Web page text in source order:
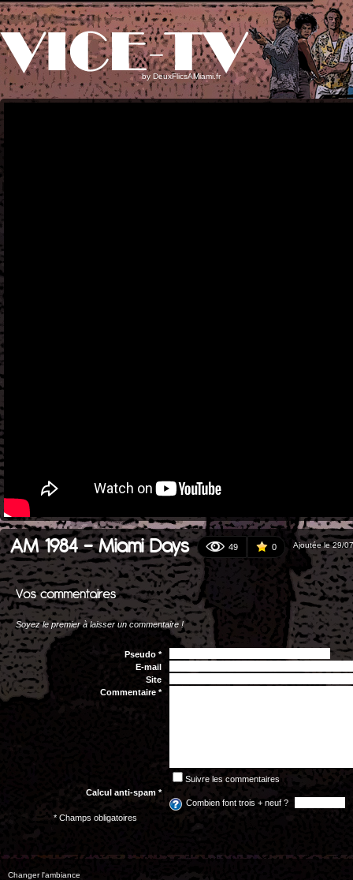
by DeuxFlicsAMiami.fr
AM 1984 - Miami Days 49 0 Ajoutée le 29/
Soyez le premier à laisser un commentaire !
Pseudo *
E-mail
Site
Commentaire *
Suivre les commentaires
Calcul anti-spam *
Combien font trois + neuf ?
* Champs obligatoires
Changer l'ambiance